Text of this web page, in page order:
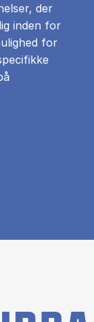
der
inden for
for